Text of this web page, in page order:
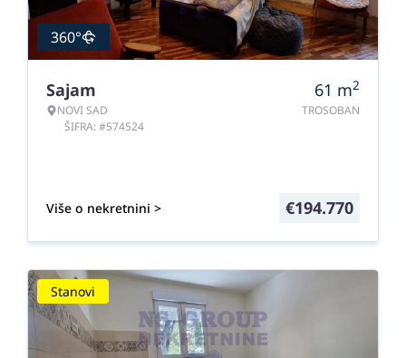
360°
Sajam
NOVI SAD
ŠIFRA: #574524
61 m2
TROSOBAN
Više o nekretnini > €194.770
Stanovi